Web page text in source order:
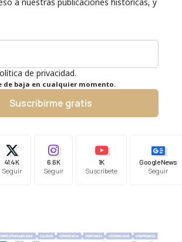
de privacidad.
de baja en cualquier momento.
Suscribirme gratis
41.4K
Seguir
6.6K
Seguir
1K
Suscríbete
Google News
Seguir